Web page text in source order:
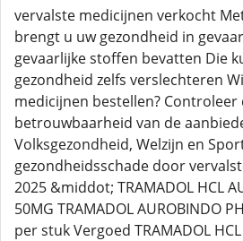
vervalste medicijnen verkocht
brengt u uw gezondheid in
gevaarlijke stoffen bevatten Die
gezondheid zelfs verslechteren
medicijnen bestellen? Controleer
betrouwbaarheid van de
Volksgezondheid, Welzijn en
gezondheidsschade door
2025 &middot; TRAMADOL HCL
50MG TRAMADOL AUROBINDO
per stuk Vergoed TRAMADOL HCL